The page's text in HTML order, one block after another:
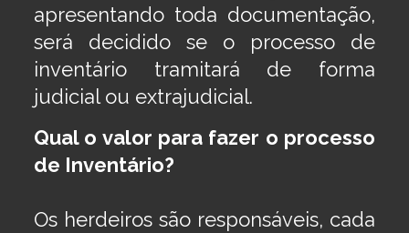
apresentando toda documentação,
será decidido se o processo de
inventário tramitará de forma
judicial ou extrajudicial.
Qual o valor para fazer o processo
de Inventário?
Os herdeiros são responsáveis, cada